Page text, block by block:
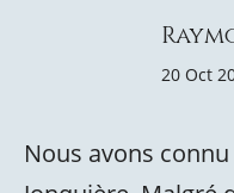
20 Oct
Nous avons